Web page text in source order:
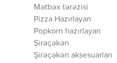
Mətbəx tərəzisi
Pizza Hazırlayan
Popkorn hazırlayan
Şirəçəkən
Şirəçəkən aksesuarları